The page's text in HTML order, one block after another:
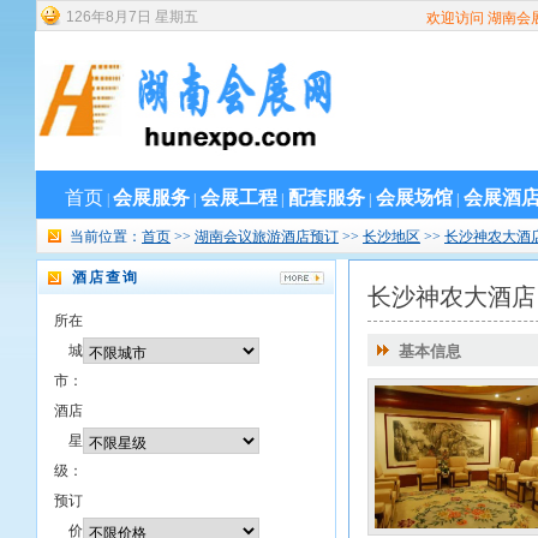
126年8 月 7 日 星期五 欢迎访问 湖南会
首页 会展服务 会展工程 配套服务 会展场馆 会展酒
当前位置： 首页 >> 湖南会议旅游酒店预订 >> 长沙地区 >> 长沙神农大酒
酒店查询
所在
城
市：
酒店
星
级：
预订
价
长沙神农大酒店
基本信息